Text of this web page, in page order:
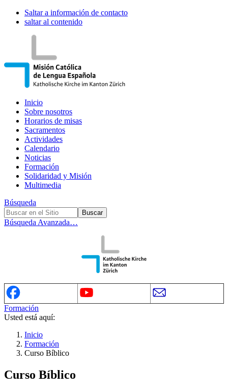
Saltar a información de contacto
saltar al contenido
Inicio
Sobre nosotros
Horarios de misas
Sacramentos
Actividades
Calendario
Noticias
Formación
Solidaridad y Misión
Multimedia
Búsqueda
Búsqueda Avanzada…
Formación
Usted está aquí:
Inicio
Formación
Curso Bíblico
Curso Bíblico